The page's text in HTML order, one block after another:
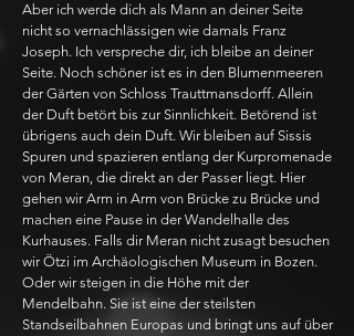
Aber ich werde dich als Mann an deiner Seite
nicht so vernachlässigen wie damals Franz
Joseph. Ich verspreche dir, ich bleibe an deiner
Seite. Noch schöner ist es in den Blumenmeeren
der Gärten von Schloss Trauttmansdorff. Allein
der Duft betört bis zur Sinnlichkeit. Betörend ist
übrigens auch dein Duft. Wir bleiben auf Sissis
Spuren und spazieren entlang der Kurpromenade
von Meran, die direkt an der Passer liegt. Hier
gehen wir Arm in Arm von Brücke zu Brücke und
machen eine Pause in der Wandelhalle des
Kurhauses. Falls dir Meran nicht zusagt besuchen
wir Ötzi im Archäologischen Museum in Bozen.
Oder wir steigen in die Höhe mit der
Mendelbahn. Sie ist eine der steilsten
Standseilbahnen Europas und bringt uns auf über